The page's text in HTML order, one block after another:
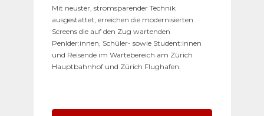
Mit neuster, stromsparender Technik
ausgestattet, erreichen die modernisierten
Screens die auf den Zug wartenden
Penlder:innen, Schüler- sowie Student:innen
und Reisende im Wartebereich am Zürich
Hauptbahnhof und Zürich Flughafen.